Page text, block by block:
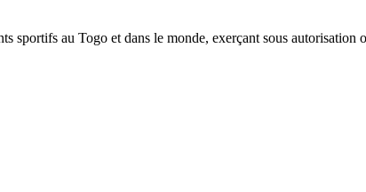
au Togo et dans le monde, exerçant sous